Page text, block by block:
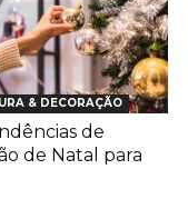
& DECORAÇÃO
de
de Natal para